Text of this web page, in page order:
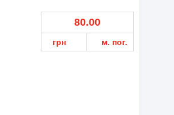
80.00
грн м. пог.